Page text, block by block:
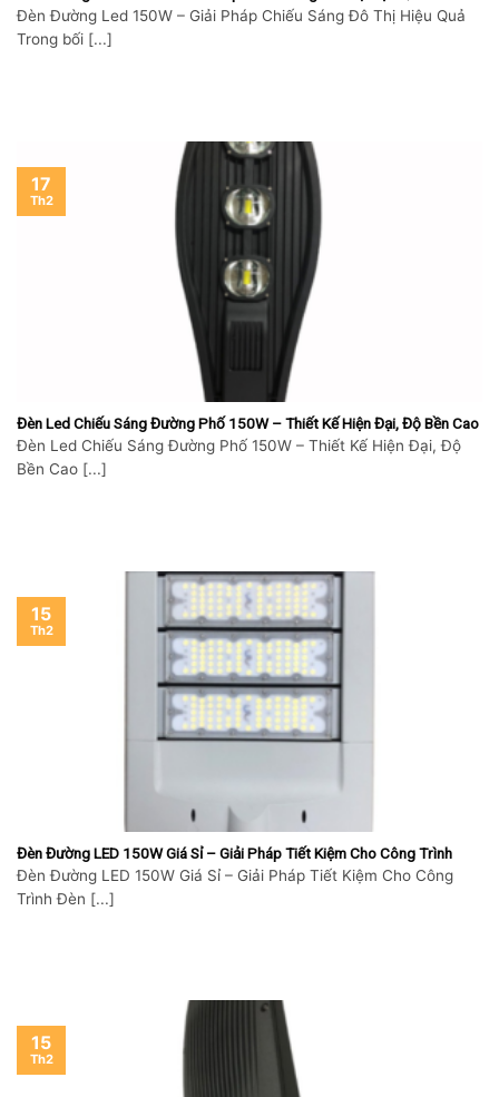
Đèn Đường Led 150W – Giải Pháp Chiếu Sáng Đô Thị Hiệu Quả
Trong bối [...]
Đèn Led Chiếu Sáng Đường Phố 150W – Thiết Kế Hiện Đại, Độ Bền Cao
Đèn Led Chiếu Sáng Đường Phố 150W – Thiết Kế Hiện Đại, Độ
Bền Cao [...]
17
Th2
Đèn Đường LED 150W Giá Sỉ – Giải Pháp Tiết Kiệm Cho Công Trình
Đèn Đường LED 150W Giá Sỉ – Giải Pháp Tiết Kiệm Cho Công
Trình Đèn [...]
15
Th2
15
Th2